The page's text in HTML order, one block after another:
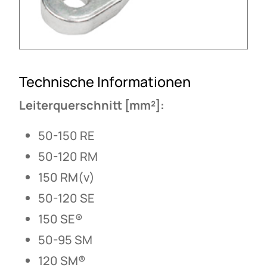
Technische Informationen
Leiterquerschnitt [mm²]:
50-150 RE
50-120 RM
150 RM(v)
50-120 SE
150 SE®
50-95 SM
120 SM®